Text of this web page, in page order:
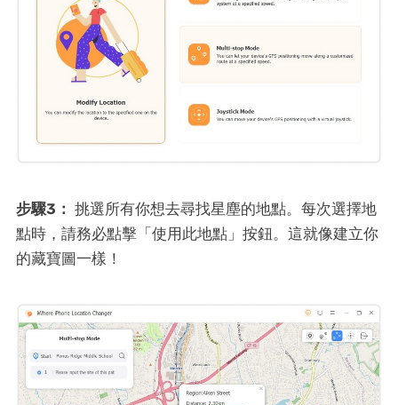
步驟3： 挑選所有你想去尋找星塵的地點。每次選擇地
點時，請務必點擊「使用此地點」按鈕。這就像建立你
的藏寶圖一樣！